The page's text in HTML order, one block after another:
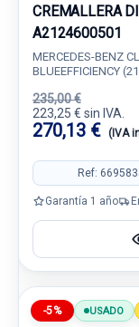
CREMALLERA
A2124600501
MERCEDES-BENZ
BLUEEFFICIENCY
235,00 €
223,25 € sin IVA.
270,13 € (IVA
Ref:
Garantía 1 año
-5% USADO